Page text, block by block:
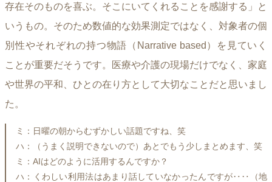
存在そのものを喜ぶ。そこにいてくれることを感謝する」と
いうもの。そのため数値的な効果測定ではなく、対象者の個
別性やそれぞれの持つ物語（Narrative based）を見ていく
ことが重要だそうです。医療や介護の現場だけでなく、家庭
や世界の平和、ひとの在り方として大切なことだと思いまし
た。
ミ：日曜の朝からむずかしい話題ですね、笑
ハ：（うまく説明できないので）あとでもう少しまとめます、笑
ミ：AIはどのように活用するんですか？
ハ：くわしい利用法はあまり話していなかったんですが‥‥（地